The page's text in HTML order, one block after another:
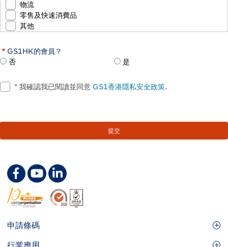
物流
零售及快速消費品
其他
GS1HK的會員？
否
是
* 我確認我已閱讀並同意 GS1香港隱私安全政策.
Footer
Site
申請條碼
GS1條碼